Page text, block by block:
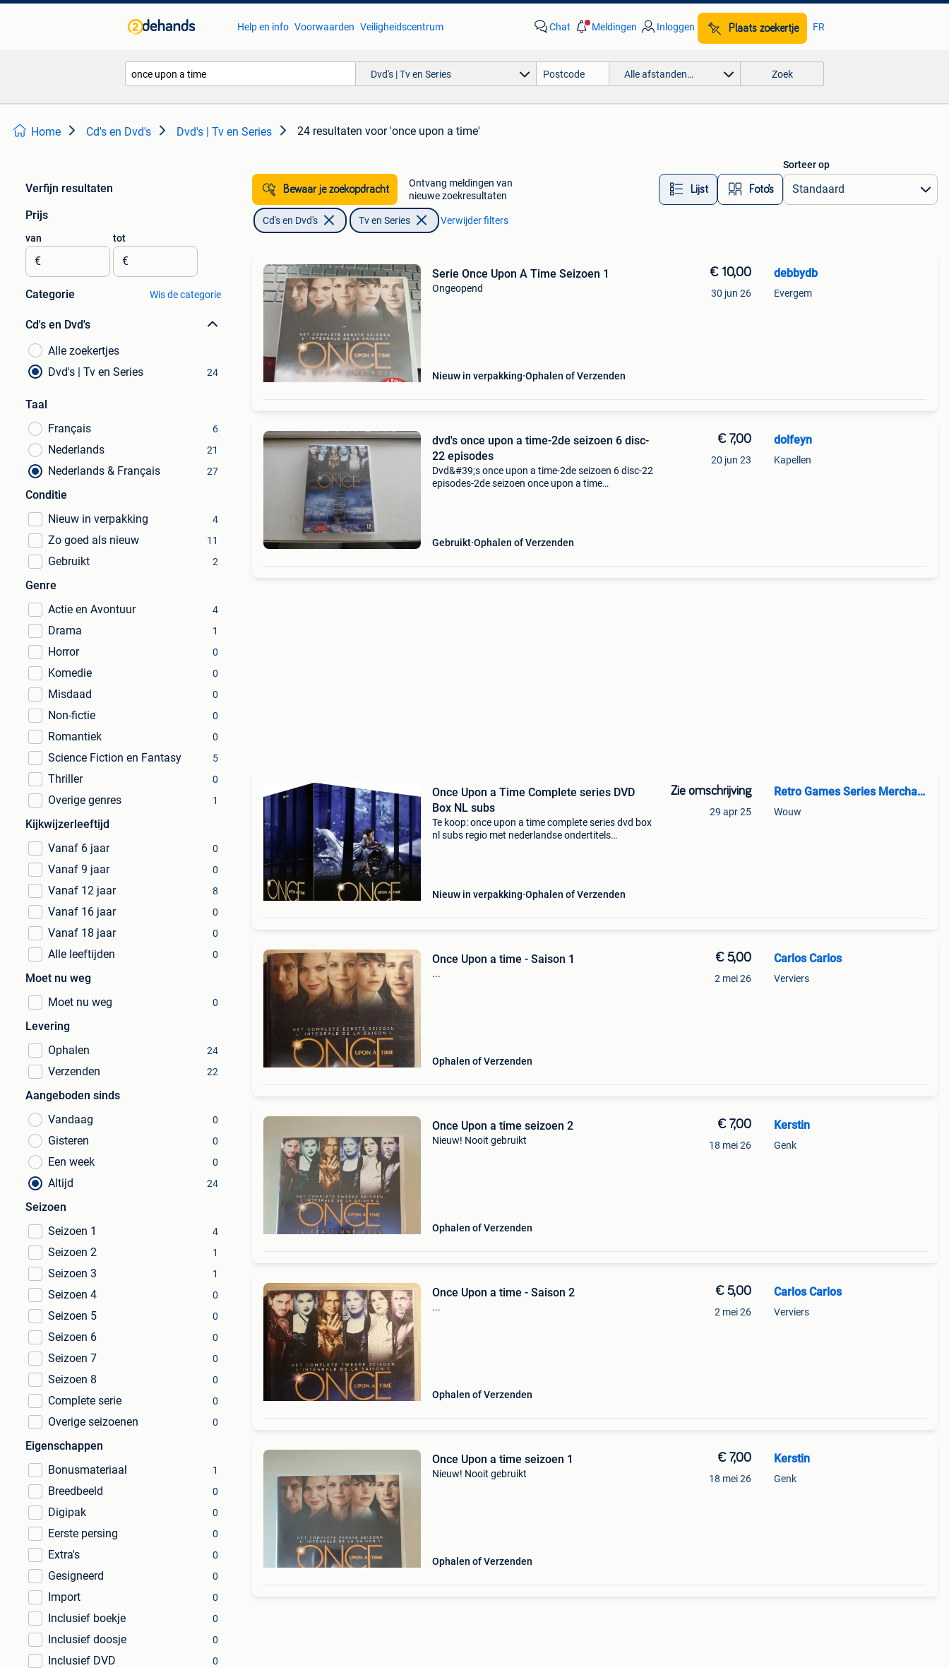
Help en info Voorwaarden Veiligheidscentrum Chat Meldingen Inloggen Plaats zoekertje FR
Dvd's | Tv en Series Alle afstanden… Zoek
Home Cd's en Dvd's Dvd's | Tv en Series 24 resultaten voor 'once upon a time'
Verfijn resultaten
Prijs
van
€
tot
€
Categorie Wis de categorie
Cd's en Dvd's
Alle zoekertjes
Dvd's | Tv en Series
24
Taal
Français
6
Nederlands 21
Nederlands & Français 27
Conditie
Nieuw in verpakking
4
Zo goed als nieuw 11
Gebruikt 2
Genre
Actie en Avontuur
4
Drama 1
Horror 0
Komedie 0
Misdaad 0
Non-fictie 0
Romantiek 0
Science Fiction en Fantasy 5
Thriller 0
Overige genres 1
Kijkwijzerleeftijd
Vanaf 6 jaar
0
Vanaf 9 jaar 0
Vanaf 12 jaar 8
Vanaf 16 jaar 0
Vanaf 18 jaar 0
Alle leeftijden 0
Moet nu weg
Moet nu weg
0
Levering
Ophalen
24
Verzenden 22
Aangeboden sinds
Vandaag
0
Gisteren 0
Een week 0
Altijd 24
Seizoen
Seizoen 1
4
Seizoen 2 1
Seizoen 3 1
Seizoen 4 0
Seizoen 5 0
Seizoen 6 0
Seizoen 7 0
Seizoen 8 0
Complete serie 0
Overige seizoenen 0
Eigenschappen
Bonusmateriaal
1
Breedbeeld 0
Digipak 0
Eerste persing 0
Extra's 0
Gesigneerd 0
Import 0
Inclusief boekje 0
Inclusief doosje 0
Inclusief DVD 0
Bewaar je zoekopdracht
Ontvang meldingen van
nieuwe zoekresultaten
Lijst Foto’s
Sorteer op
Cd's en Dvd's Tv en Series Verwijder filters
Serie Once Upon A Time Seizoen 1
Ongeopend
Nieuw in verpakking Ophalen of Verzenden
€ 10,00
30 jun 26
debbydb
Evergem
dvd's once upon a time-2de seizoen 6 disc-
22 episodes
Dvd&#39;s once upon a time-2de seizoen 6 disc-22
episodes-2de seizoen once upon a time
Gebruikt Ophalen of Verzenden
€ 7,00
20 jun 23
dolfeyn
Kapellen
Once Upon a Time Complete series DVD
Box NL subs
Te koop: once upon a time complete series dvd box
nl subs regio met nederlandse ondertitels
Nieuw in verpakking Ophalen of Verzenden
Zie omschrijving
29 apr 25
Retro Games Series Merchandise
Wouw
Once Upon a time - Saison 1
...
Ophalen of Verzenden
€ 5,00
2 mei 26
Carlos Carlos
Verviers
Once Upon a time seizoen 2
Nieuw! Nooit gebruikt
Ophalen of Verzenden
€ 7,00
18 mei 26
Kerstin
Genk
Once Upon a time - Saison 2
...
Ophalen of Verzenden
€ 5,00
2 mei 26
Carlos Carlos
Verviers
Once Upon a time seizoen 1
Nieuw! Nooit gebruikt
Ophalen of Verzenden
€ 7,00
18 mei 26
Kerstin
Genk